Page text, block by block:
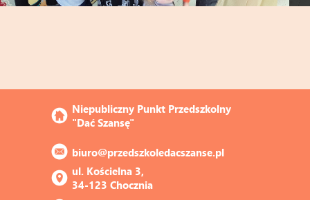
Niepubliczny Punkt Przedszkolny
"Dać Szansę"
ul. Kościelna 3,
34-123 Chocznia
biuro@przedszkoledacszanse.pl